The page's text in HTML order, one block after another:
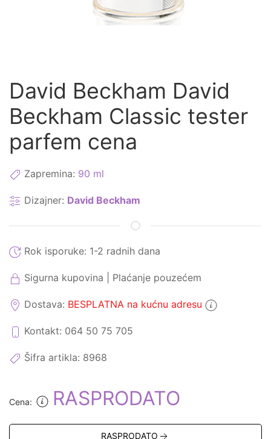
David Beckham David
Beckham Classic tester
parfem cena
Zapremina: 90 ml
Dizajner: David Beckham
Rok isporuke: 1-2 radnih dana
Sigurna kupovina | Plaćanje pouzećem
Dostava: BESPLATNA na kućnu adresu
Kontakt: 064 50 75 705
Šifra artikla: 8968
Cena: RASPRODATO
RASPRODATO